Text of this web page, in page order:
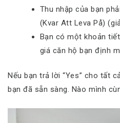
Thu nhập của bạn
(Kvar Att Leva På)
Bạn có một khoản
giá căn hộ bạn định
Nếu bạn trả lời “Yes” cho tất
bạn đã sẵn sàng. Nào mình